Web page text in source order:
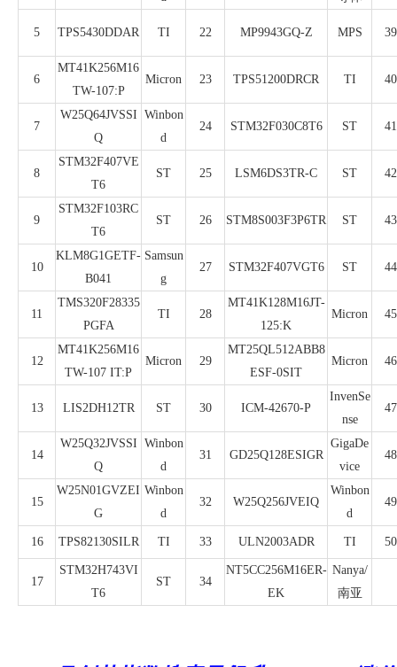
5 TPS5430DDAR TI 22 MP9943GQ-Z MPS 39
6
MT41K256M16
TW-107:P
Micron 23 TPS51200DRCR TI 40
7
W25Q64JVSSI
Q
Winbon
d
24 STM32F030C8T6 ST 41
8
STM32F407VE
T6
ST 25 LSM6DS3TR-C ST 42
9
STM32F103RC
T6
ST 26 STM8S003F3P6TR ST 43
10
KLM8G1GETF-
B041
Samsun
g
27 STM32F407VGT6 ST 44
11
TMS320F28335
PGFA
TI 28
MT41K128M16JT-
125:K
Micron 45
12
MT41K256M16
TW-107 IT:P
Micron 29
MT25QL512ABB8
ESF-0SIT
Micron 46
13 LIS2DH12TR ST 30 ICM-42670-P
InvenSe
nse
47
14
W25Q32JVSSI
Q
Winbon
d
31 GD25Q128ESIGR
GigaDe
vice
48
15
W25N01GVZEI
G
Winbon
d
32 W25Q256JVEIQ
Winbon
d
49
16 TPS82130SILR TI 33 ULN2003ADR TI 50
17
STM32H743VI
T6
ST 34
NT5CC256M16ER-
EK
Nanya/
南亚